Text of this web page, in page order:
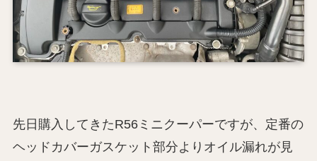
先日購入してきたR56ミニクーパーですが、定番の
ヘッドカバーガスケット部分よりオイル漏れが見